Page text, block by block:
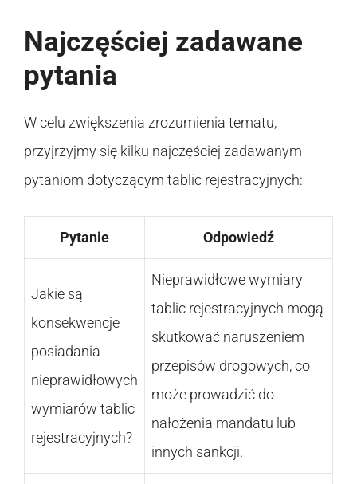
Najczęściej zadawane
pytania
W celu zwiększenia zrozumienia tematu,
przyjrzyjmy się kilku najczęściej zadawanym
pytaniom dotyczącym tablic rejestracyjnych:
Pytanie Odpowiedź
Jakie są
konsekwencje
posiadania
nieprawidłowych
wymiarów tablic
rejestracyjnych?
Nieprawidłowe wymiary
tablic rejestracyjnych mogą
skutkować naruszeniem
przepisów drogowych, co
może prowadzić do
nałożenia mandatu lub
innych sankcji.